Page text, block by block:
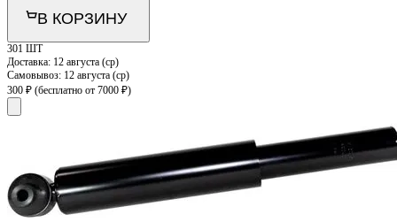
В КОРЗИНУ
301 ШТ
Доставка: 12 августа (ср)
Самовывоз: 12 августа (ср)
300 ₽ (бесплатно от 7000 ₽)